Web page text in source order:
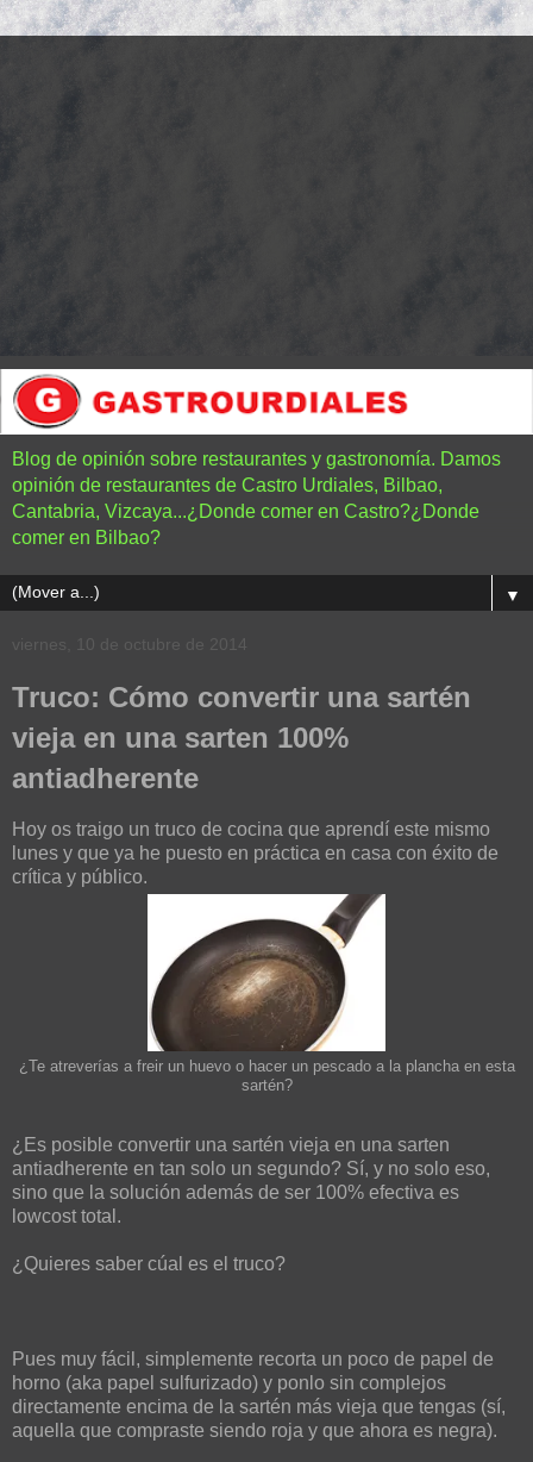
Blog de opinión sobre restaurantes y gastronomía. Damos
opinión de restaurantes de Castro Urdiales, Bilbao,
Cantabria, Vizcaya...¿Donde comer en Castro?¿Donde
comer en Bilbao?
▼
viernes, 10 de octubre de 2014
Truco: Cómo convertir una sartén
vieja en una sarten 100%
antiadherente
Hoy os traigo un truco de cocina que aprendí este mismo
lunes y que ya he puesto en práctica en casa con éxito de
crítica y público.
¿Te atreverías a freir un huevo o hacer un pescado a la plancha en esta
sartén?
¿Es posible convertir una sartén vieja en una sarten
antiadherente en tan solo un segundo? Sí, y no solo eso,
sino que la solución además de ser 100% efectiva es
lowcost total.
¿Quieres saber cúal es el truco?
Pues muy fácil, simplemente recorta un poco de papel de
horno (aka papel sulfurizado) y ponlo sin complejos
directamente encima de la sartén más vieja que tengas (sí,
aquella que compraste siendo roja y que ahora es negra).